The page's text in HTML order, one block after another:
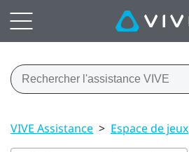
VIVE Assistance > Espace de jeux